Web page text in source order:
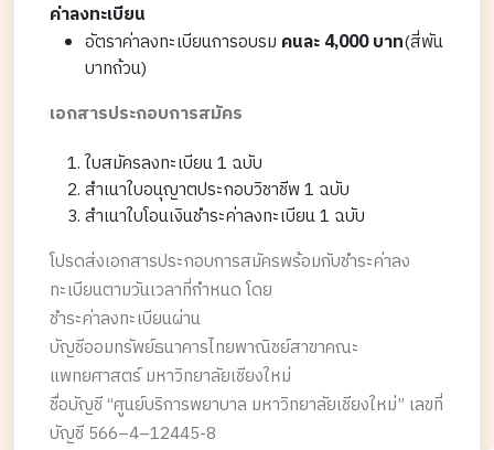
ค่าลงทะเบียน
อัตราค่าลงทะเบียนการอบรม คนละ 4,000 บาท(สี่พัน
บาทถ้วน)
เอกสารประกอบการสมัคร
ใบสมัครลงทะเบียน 1 ฉบับ
สำเนาใบอนุญาตประกอบวิชาชีพ 1 ฉบับ
สำเนาใบโอนเงินชำระค่าลงทะเบียน 1 ฉบับ
โปรดส่งเอกสารประกอบการสมัครพร้อมกับชำระค่าลง
ทะเบียนตามวันเวลาที่กำหนด โดย
ชำระค่าลงทะเบียนผ่าน
บัญชีออมทรัพย์ธนาคารไทยพาณิชย์สาขาคณะ
แพทยศาสตร์ มหาวิทยาลัยเชียงใหม่
ชื่อบัญชี “ศูนย์บริการพยาบาล มหาวิทยาลัยเชียงใหม่” เลขที่
บัญชี 566–4–12445-8